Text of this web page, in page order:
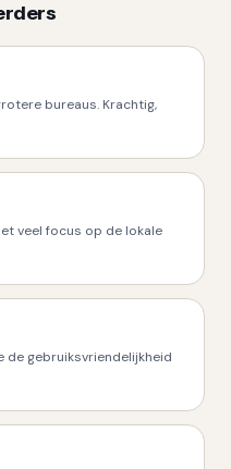
bureaus. Krachtig,
veel focus op de lokale
de gebruiksvriendelijkheid